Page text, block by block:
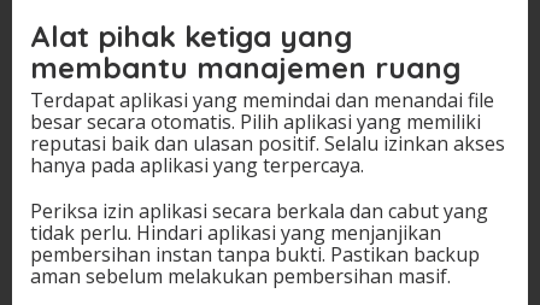
Alat pihak ketiga yang
membantu manajemen ruang
Terdapat aplikasi yang memindai dan menandai file
besar secara otomatis. Pilih aplikasi yang memiliki
reputasi baik dan ulasan positif. Selalu izinkan akses
hanya pada aplikasi yang terpercaya.
Periksa izin aplikasi secara berkala dan cabut yang
tidak perlu. Hindari aplikasi yang menjanjikan
pembersihan instan tanpa bukti. Pastikan backup
aman sebelum melakukan pembersihan masif.